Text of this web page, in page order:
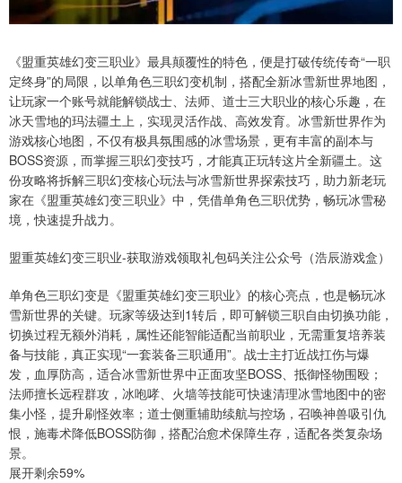
《盟重英雄幻变三职业》最具颠覆性的特色，便是打破传统传奇“一职
定终身”的局限，以单角色三职幻变机制，搭配全新冰雪新世界地图，
让玩家一个账号就能解锁战士、法师、道士三大职业的核心乐趣，在
冰天雪地的玛法疆土上，实现灵活作战、高效发育。冰雪新世界作为
游戏核心地图，不仅有极具氛围感的冰雪场景，更有丰富的副本与
BOSS资源，而掌握三职幻变技巧，才能真正玩转这片全新疆土。这
份攻略将拆解三职幻变核心玩法与冰雪新世界探索技巧，助力新老玩
家在《盟重英雄幻变三职业》中，凭借单角色三职优势，畅玩冰雪秘
境，快速提升战力。
盟重英雄幻变三职业-获取游戏领取礼包码关注公众号（浩辰游戏盒）
单角色三职幻变是《盟重英雄幻变三职业》的核心亮点，也是畅玩冰
雪新世界的关键。玩家等级达到1转后，即可解锁三职自由切换功能，
切换过程无额外消耗，属性还能智能适配当前职业，无需重复培养装
备与技能，真正实现“一套装备三职通用”。战士主打近战扛伤与爆
发，血厚防高，适合冰雪新世界中正面攻坚BOSS、抵御怪物围殴；
法师擅长远程群攻，冰咆哮、火墙等技能可快速清理冰雪地图中的密
集小怪，提升刷怪效率；道士侧重辅助续航与控场，召唤神兽吸引仇
恨，施毒术降低BOSS防御，搭配治愈术保障生存，适配各类复杂场
景。
展开剩余59%